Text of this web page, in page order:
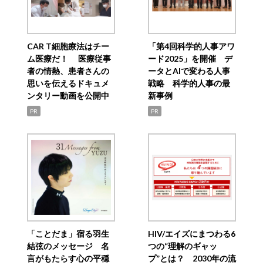
CAR T細胞療法はチー
ム医療だ！ 医療従事
者の情熱、患者さんの
思いを伝えるドキュメ
ンタリー動画を公開中
PR
「第4回科学的人事アワ
ード2025」を開催 デ
ータとAIで変わる人事
戦略 科学的人事の最
新事例
PR
「ことだま」宿る羽生
結弦のメッセージ 名
言がもたらす心の平穏
HIV/エイズにまつわる6
つの“理解のギャッ
プ”とは？ 2030年の流